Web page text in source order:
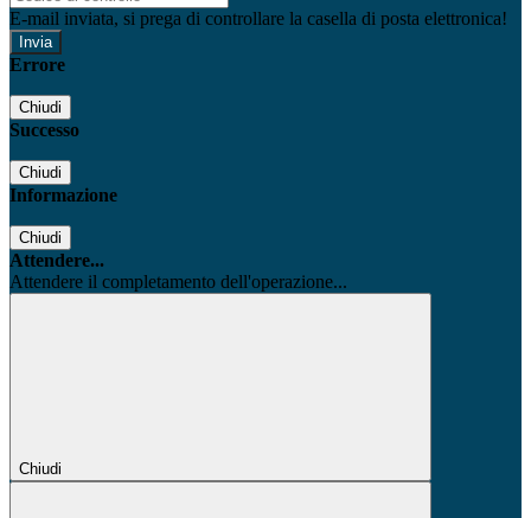
E-mail inviata, si prega di controllare la casella di posta elettronica!
Errore
Chiudi
Successo
Chiudi
Informazione
Chiudi
Attendere...
Attendere il completamento dell'operazione...
Chiudi